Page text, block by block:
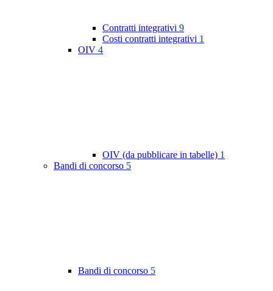
Contratti integrativi 9
Costi contratti integrativi 1
OIV 4
OIV (da pubblicare in tabelle) 1
Bandi di concorso 5
Bandi di concorso 5